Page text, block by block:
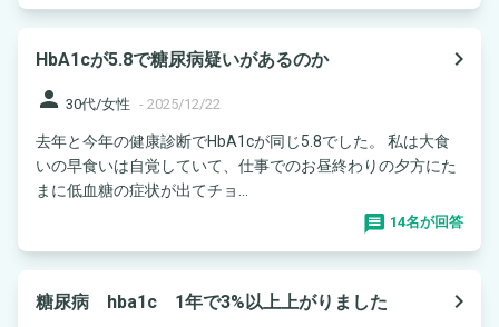
HbA1cが5.8で糖尿病疑いがあるのか
navigate_next
person 30代/女性 - 2025/12/22
去年と今年の健康診断でHbA1cが同じ5.8でした。 私は大食
いの早食いは自覚していて、仕事でのお昼終わりの夕方にた
まに低血糖の症状が出てチョ...
14名が回答
糖尿病 hba1c 1年で3%以上上がりました
navigate_next